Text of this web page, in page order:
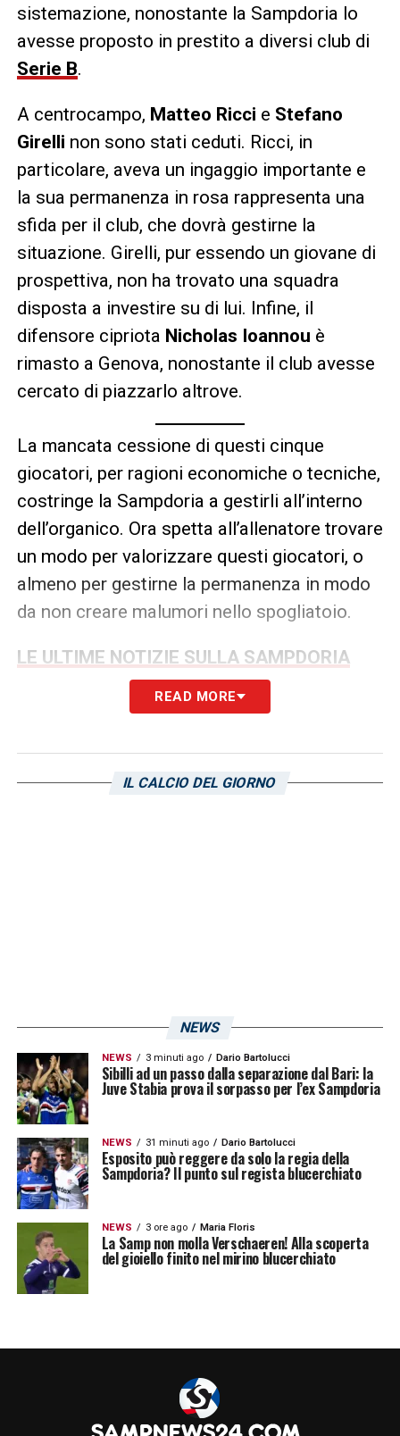
sistemazione, nonostante la Sampdoria lo
avesse proposto in prestito a diversi club di
Serie B.
A centrocampo, Matteo Ricci e Stefano
Girelli non sono stati ceduti. Ricci, in
particolare, aveva un ingaggio importante e
la sua permanenza in rosa rappresenta una
sfida per il club, che dovrà gestirne la
situazione. Girelli, pur essendo un giovane di
prospettiva, non ha trovato una squadra
disposta a investire su di lui. Infine, il
difensore cipriota Nicholas Ioannou è
rimasto a Genova, nonostante il club avesse
cercato di piazzarlo altrove.
La mancata cessione di questi cinque
giocatori, per ragioni economiche o tecniche,
costringe la Sampdoria a gestirli all’interno
dell’organico. Ora spetta all’allenatore trovare
un modo per valorizzare questi giocatori, o
almeno per gestirne la permanenza in modo
da non creare malumori nello spogliatoio.
LE ULTIME NOTIZIE SULLA SAMPDORIA
LA PLAYLIST DELLE NOSTRE TOP NEWS
READ MORE
IL CALCIO DEL GIORNO
NEWS
NEWS 3 minuti ago Dario Bartolucci
Sibilli ad un passo dalla separazione dal Bari: la
Juve Stabia prova il sorpasso per l’ex Sampdoria
NEWS 31 minuti ago Dario Bartolucci
Esposito può reggere da solo la regia della
Sampdoria? Il punto sul regista blucerchiato
NEWS 3 ore ago Maria Floris
La Samp non molla Verschaeren! Alla scoperta
del gioiello finito nel mirino blucerchiato